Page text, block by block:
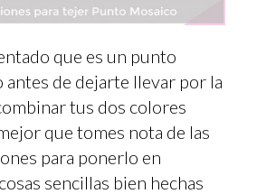
que es un punto
antes de dejarte llevar por la
tus dos colores
que tomes nota de las
para ponerlo en
sencillas bien hechas